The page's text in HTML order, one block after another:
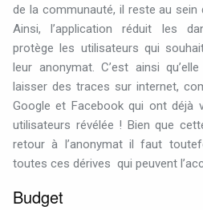
de la communauté, il reste au
Ainsi, l’application réduit les
protège les utilisateurs qui
leur anonymat. C’est ainsi
laisser des traces sur internet,
Google et Facebook qui ont déjà
utilisateurs révélée ! Bien que
retour à l’anonymat il faut
toutes ces dérives qui peuvent
Budget